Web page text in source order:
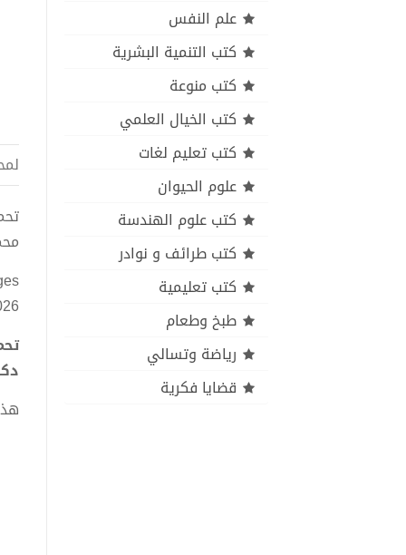
علم النفس
كتب التنمية البشرية
كتب منوعة
كتب الخيال العلمي
كتب تعليم لغات
علوم الحيوان
كتب علوم الهندسة
كتب طرائف و نوادر
كتب تعليمية
طبخ وطعام
رياضة وتسالي
قضايا فكرية